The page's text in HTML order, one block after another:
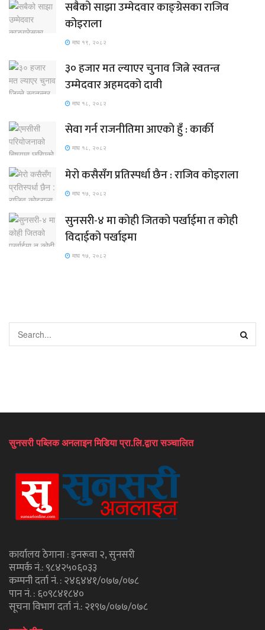
सबैको साझा उम्मेदवार काङ्ग्रेसका राजिव
कोइराला
माघ १९, २०८२
३० हजार मत ल्याएर चुनाव जित्ने स्वतन्त्र
उम्मेदवार अहमदको दावी
माघ १८, २०८२
सेवा गर्न राजनीतिमा आएको हुँ : कार्की
माघ १८, २०८२
मेरो कसैसँग प्रतिस्पर्धा छैन : राजिव कोइराला
माघ १७, २०८२
सुनसरी-४ मा कोही जितको पर्खाईमा त कोही
विदाईको पर्खाइमा
माघ १७, २०८२
सुनसरी पब्लिक अनलाइन मिडिया प्रा.लि.द्वारा सञ्चालित
कार्यालय ठेगाना : इनरूवा २, सुनसरी
सम्पर्क नं.: ९८४२५०६०३३
कम्पनी दर्ता नं. : २४६४४१/०७७/०७८
पान नं. : ६०९८४१८४०
सूचना विभाग दर्ता नं.: २१९७/०७७/०७८